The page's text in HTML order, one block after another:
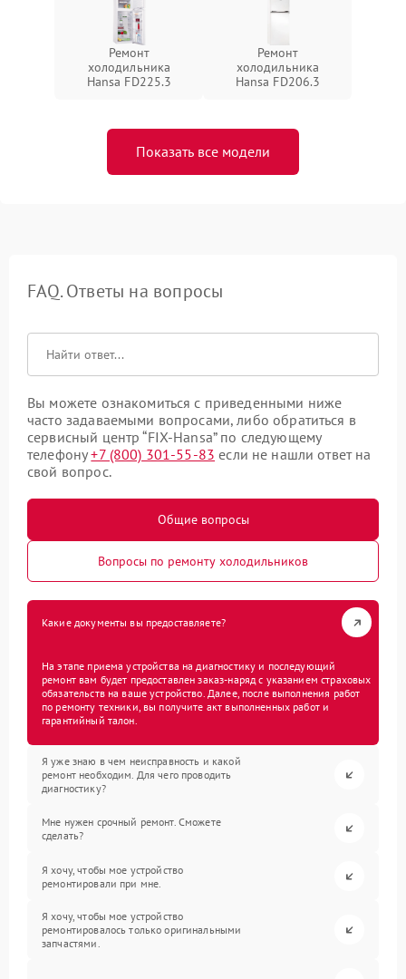
Ремонт
холодильника
Hansa FD225.3
Ремонт
холодильника
Hansa FD206.3
Показать все модели
FAQ. Ответы на вопросы
Вы можете ознакомиться с приведенными ниже
часто задаваемыми вопросами, либо обратиться в
сервисный центр “FIX-Hansa” по следующему
телефону+7 (800) 301-55-83 если не нашли ответ на
свой вопрос.
Общие вопросы
Вопросы по ремонту холодильников
Какие документы вы предоставляете?
На этапе приема устройства на диагностику и последующий
ремонт вам будет предоставлен заказ-наряд с указанием страховых
обязательств на ваше устройство. Далее, после выполнения работ
по ремонту техники, вы получите акт выполненных работ и
гарантийный талон.
Я уже знаю в чем неисправность и какой
ремонт необходим. Для чего проводить
диагностику?
Мне нужен срочный ремонт. Сможете
сделать?
Я хочу, чтобы мое устройство
ремонтировали при мне.
Я хочу, чтобы мое устройство
ремонтировалось только оригинальными
запчастями.